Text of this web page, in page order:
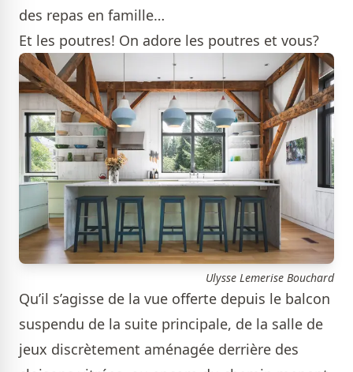
des repas en famille…
Et les poutres! On adore les poutres et vous?
Ulysse Lemerise Bouchard
Qu’il s’agisse de la vue offerte depuis le balcon
suspendu de la suite principale, de la salle de
jeux discrètement aménagée derrière des